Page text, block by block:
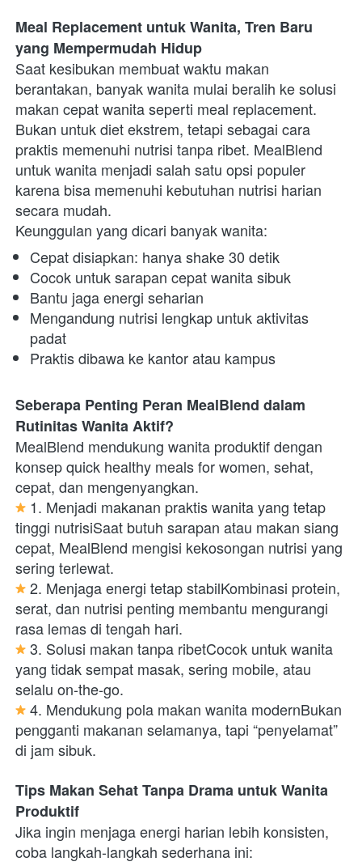
Meal Replacement untuk Wanita, Tren Baru
yang Mempermudah Hidup
Saat kesibukan membuat waktu makan
berantakan, banyak wanita mulai beralih ke solusi
makan cepat wanita seperti meal replacement.
Bukan untuk diet ekstrem, tetapi sebagai cara
praktis memenuhi nutrisi tanpa ribet. MealBlend
untuk wanita menjadi salah satu opsi populer
karena bisa memenuhi kebutuhan nutrisi harian
secara mudah.
Keunggulan yang dicari banyak wanita:
Cepat disiapkan: hanya shake 30 detik
Cocok untuk sarapan cepat wanita sibuk
Bantu jaga energi seharian
Mengandung nutrisi lengkap untuk aktivitas
padat
Praktis dibawa ke kantor atau kampus
Seberapa Penting Peran MealBlend dalam
Rutinitas Wanita Aktif?
MealBlend mendukung wanita produktif dengan
konsep quick healthy meals for women, sehat,
cepat, dan mengenyangkan.
1. Menjadi makanan praktis wanita yang tetap
tinggi nutrisiSaat butuh sarapan atau makan siang
cepat, MealBlend mengisi kekosongan nutrisi yang
sering terlewat.
2. Menjaga energi tetap stabilKombinasi protein,
serat, dan nutrisi penting membantu mengurangi
rasa lemas di tengah hari.
3. Solusi makan tanpa ribetCocok untuk wanita
yang tidak sempat masak, sering mobile, atau
selalu on-the-go.
4. Mendukung pola makan wanita modernBukan
pengganti makanan selamanya, tapi “penyelamat”
di jam sibuk.
Tips Makan Sehat Tanpa Drama untuk Wanita
Produktif
Jika ingin menjaga energi harian lebih konsisten,
coba langkah-langkah sederhana ini: